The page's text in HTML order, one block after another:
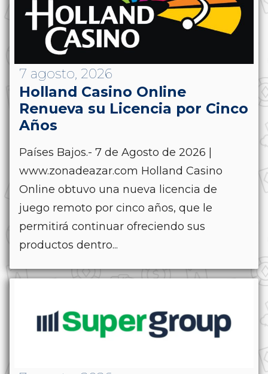
7 agosto, 2026
Holland Casino Online
Renueva su Licencia por Cinco
Años
Países Bajos.- 7 de Agosto de 2026 |
www.zonadeazar.com Holland Casino
Online obtuvo una nueva licencia de
juego remoto por cinco años, que le
permitirá continuar ofreciendo sus
productos dentro...